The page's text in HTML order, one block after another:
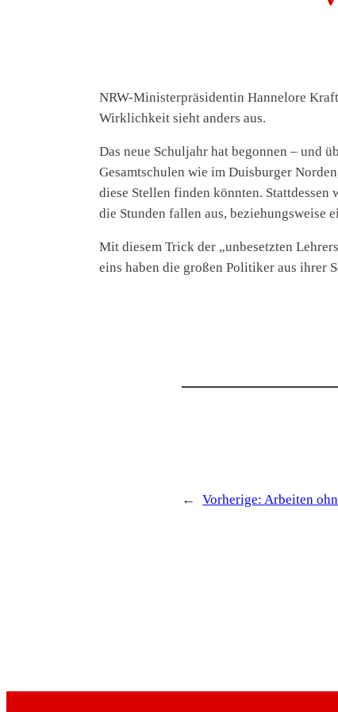
NRW-Ministerpräsidentin Hannelore
Wirklichkeit sieht anders aus.
Das neue Schuljahr hat begonnen – und
Gesamtschulen wie im Duisburger
diese Stellen finden könnten.
die Stunden fallen aus, beziehungsweise
Mit diesem Trick der „unbesetzten
eins haben die großen Politiker aus ihrer
← Vorherige:Arbeiten